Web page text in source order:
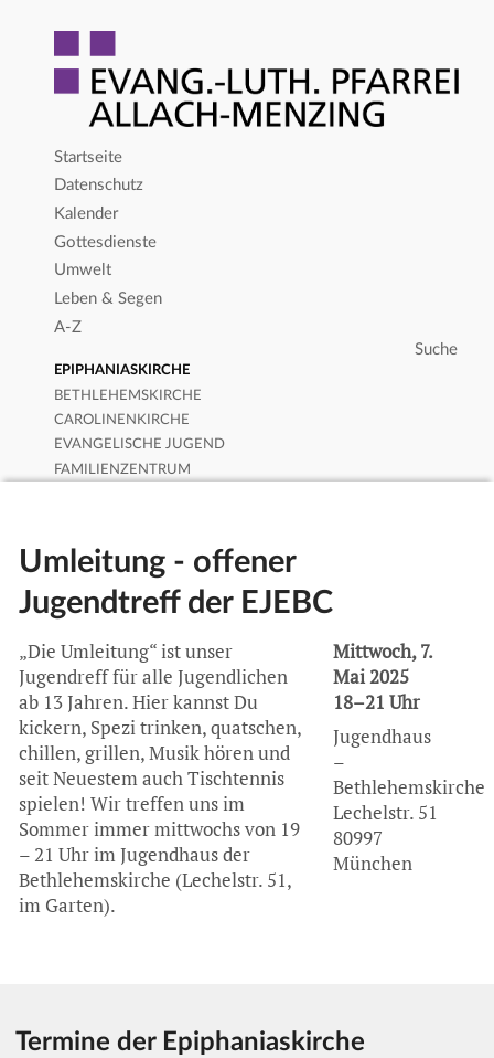
Startseite
Datenschutz
Kalender
Gottesdienste
Umwelt
Leben & Segen
A-Z
EPIPHANIASKIRCHE
BETHLEHEMSKIRCHE
CAROLINENKIRCHE
EVANGELISCHE JUGEND
FAMILIENZENTRUM
Umleitung - offener
Jugendtreff der EJEBC
„Die Umleitung“ ist unser
Jugendreff für alle Jugendlichen
ab 13 Jahren. Hier kannst Du
kickern, Spezi trinken, quatschen,
chillen, grillen, Musik hören und
seit Neuestem auch Tischtennis
spielen! Wir treffen uns im
Sommer immer mittwochs von 19
– 21 Uhr im Jugendhaus der
Bethlehemskirche (Lechelstr. 51,
im Garten).
Mittwoch, 7.
Mai 2025
18–21 Uhr
Jugendhaus
–
Bethlehemskirche
Lechelstr. 51
80997
München
Termine der Epiphaniaskirche